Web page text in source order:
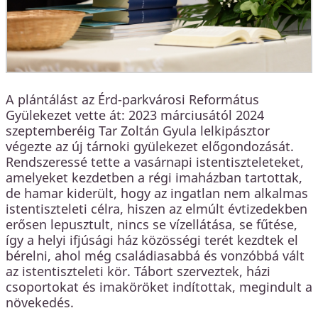
A plántálást az Érd-parkvárosi Református
Gyülekezet vette át: 2023 márciusától 2024
szeptemberéig Tar Zoltán Gyula lelkipásztor
végezte az új tárnoki gyülekezet előgondozását.
Rendszeressé tette a vasárnapi istentiszteleteket,
amelyeket kezdetben a régi imaházban tartottak,
de hamar kiderült, hogy az ingatlan nem alkalmas
istentiszteleti célra, hiszen az elmúlt évtizedekben
erősen lepusztult, nincs se vízellátása, se fűtése,
így a helyi ifjúsági ház közösségi terét kezdtek el
bérelni, ahol még családiasabbá és vonzóbbá vált
az istentiszteleti kör. Tábort szerveztek, házi
csoportokat és imaköröket indítottak, megindult a
növekedés.